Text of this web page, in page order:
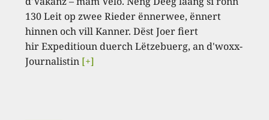
130 Leit op zwee Rieder ënnerwee, ënnert
hinnen och vill Kanner. Dëst Joer fiert
hir Expeditioun duerch Lëtzebuerg, an d'woxx-
Journalistin [+]